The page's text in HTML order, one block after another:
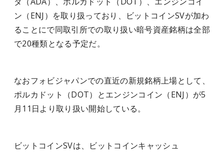
ン（ENJ）を取り扱っており、ビットコインSVが加わ
ることにで同取引所での取り扱い暗号資産銘柄は全部
で20種類となる予定だ。
なおフォビジャパンでの直近の新規銘柄上場として、
ポルカドット（DOT）とエンジンコイン（ENJ）が5
月11日より取り扱い開始している。
ビットコインSVは、ビットコインキャッシュ